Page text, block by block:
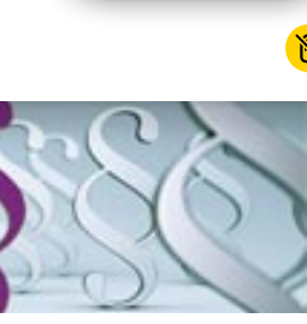
ÁSZF